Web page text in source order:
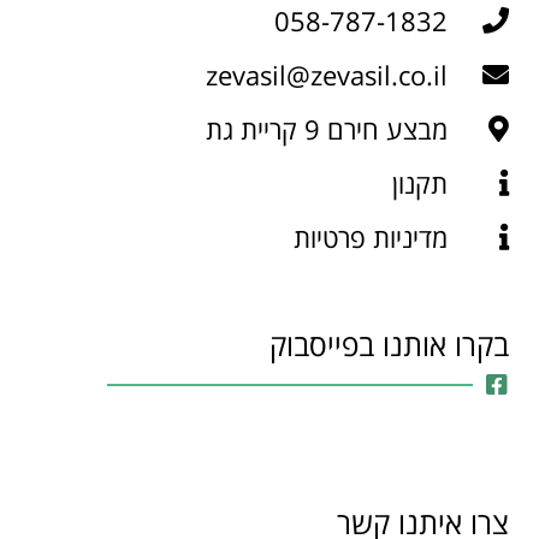
058-787-1832
zevasil@zevasil.co.il
מבצע חירם 9 קריית גת
תקנון
מדיניות פרטיות
בקרו אותנו בפייסבוק
צרו איתנו קשר